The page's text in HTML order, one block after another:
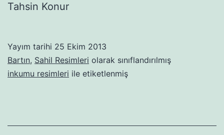
Tahsin Konur
Yayım tarihi 25 Ekim 2013
Bartın, Sahil Resimleri olarak sınıflandırılmış
inkumu resimleri ile etiketlenmiş